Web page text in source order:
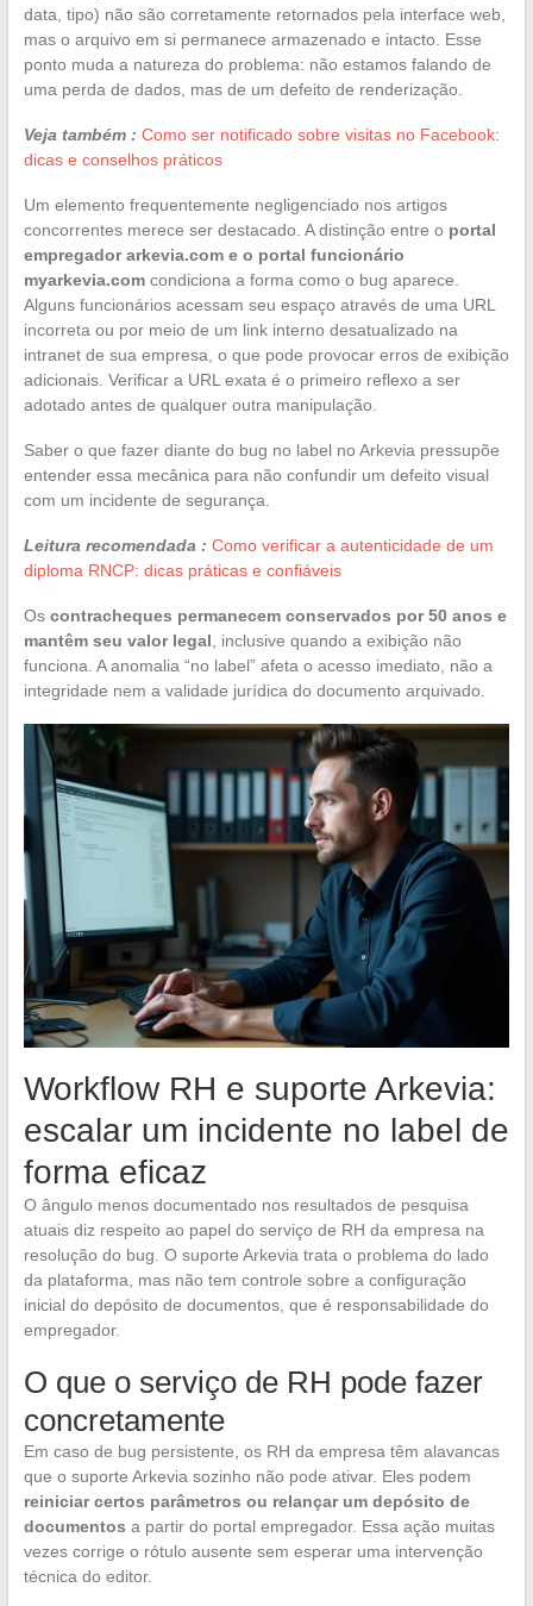
data, tipo) não são corretamente retornados pela interface web,
mas o arquivo em si permanece armazenado e intacto. Esse
ponto muda a natureza do problema: não estamos falando de
uma perda de dados, mas de um defeito de renderização.
Veja também : Como ser notificado sobre visitas no Facebook:
dicas e conselhos práticos
Um elemento frequentemente negligenciado nos artigos
concorrentes merece ser destacado. A distinção entre o portal
empregador arkevia.com e o portal funcionário
myarkevia.comcondiciona a forma como o bug aparece.
Alguns funcionários acessam seu espaço através de uma URL
incorreta ou por meio de um link interno desatualizado na
intranet de sua empresa, o que pode provocar erros de exibição
adicionais. Verificar a URL exata é o primeiro reflexo a ser
adotado antes de qualquer outra manipulação.
Saber o que fazer diante do bug no label no Arkevia pressupõe
entender essa mecânica para não confundir um defeito visual
com um incidente de segurança.
Leitura recomendada : Como verificar a autenticidade de um
diploma RNCP: dicas práticas e confiáveis
Os contracheques permanecem conservados por 50 anos e
mantêm seu valor legal , inclusive quando a exibição não
funciona. A anomalia “no label” afeta o acesso imediato, não a
integridade nem a validade jurídica do documento arquivado.
Workflow RH e suporte Arkevia:
escalar um incidente no label de
forma eficaz
O ângulo menos documentado nos resultados de pesquisa
atuais diz respeito ao papel do serviço de RH da empresa na
resolução do bug. O suporte Arkevia trata o problema do lado
da plataforma, mas não tem controle sobre a configuração
inicial do depósito de documentos, que é responsabilidade do
empregador.
O que o serviço de RH pode fazer
concretamente
Em caso de bug persistente, os RH da empresa têm alavancas
que o suporte Arkevia sozinho não pode ativar. Eles podem
reiniciar certos parâmetros ou relançar um depósito de
documentos a partir do portal empregador. Essa ação muitas
vezes corrige o rótulo ausente sem esperar uma intervenção
técnica do editor.